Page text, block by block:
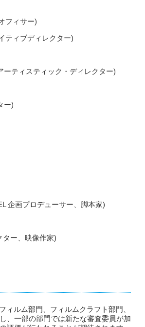
フィサー)
ティブディレクター)
ーティスティック・ディレクター)
ー)
企画プロデューサー、脚本家)
ター、映像作家)
ィルム部門、フィルムクラフト部門、
、一部の部門では新たな審査委員が加